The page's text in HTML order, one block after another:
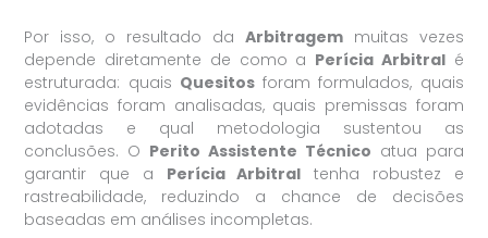
Por isso, o resultado da Arbitragemmuitas vezes
depende diretamente de como a Perícia Arbitralé
estruturada: quais Quesitosforam formulados, quais
evidências foram analisadas, quais premissas foram
adotadas e qual metodologia sustentou as
conclusões. O Perito Assistente Técnico atua para
garantir que a Perícia Arbitral tenha robustez e
rastreabilidade, reduzindo a chance de decisões
baseadas em análises incompletas.